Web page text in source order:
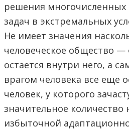
решения многочисленных
задач в экстремальных
Не имеет значения
человеческое общество —
остается внутри него, а
врагом человека все еще
человек, у которого
значительное количество
избыточной